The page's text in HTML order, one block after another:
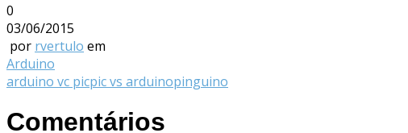
0
03/06/2015
por rvertulo em
Arduino
arduino vc picpic vs arduinopinguino
Comentários